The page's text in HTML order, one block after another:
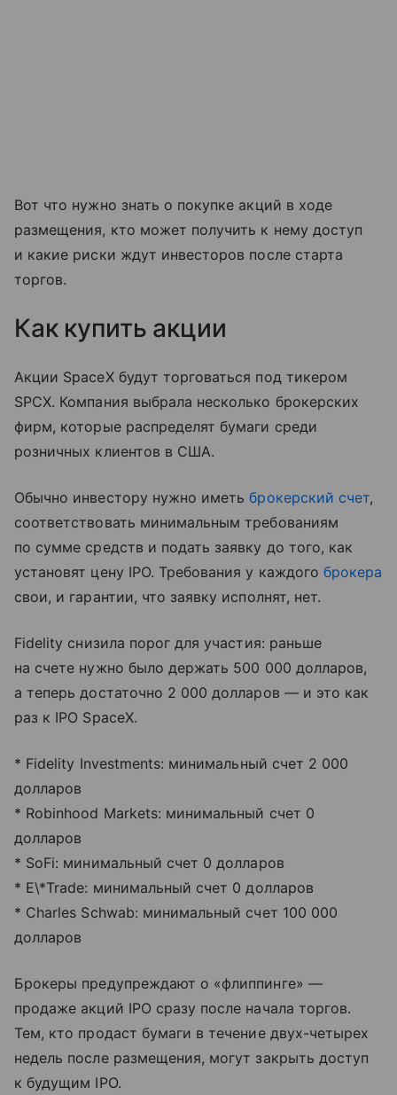
Вот что нужно знать о покупке акций в ходе
размещения, кто может получить к нему доступ
и какие риски ждут инвесторов после старта
торгов.
Как купить акции
Акции SpaceX будут торговаться под тикером
SPCX. Компания выбрала несколько брокерских
фирм, которые распределят бумаги среди
розничных клиентов в США.
Обычно инвестору нужно иметьброкерский счет,
соответствовать минимальным требованиям
по сумме средств и подать заявку до того, как
установят цену IPO. Требования у каждого брокера
свои, и гарантии, что заявку исполнят, нет.
Fidelity снизила порог для участия: раньше
на счете нужно было держать 500 000 долларов,
а теперь достаточно 2 000 долларов — и это как
раз к IPO SpaceX.
* Fidelity Investments: минимальный счет 2 000
долларов
* Robinhood Markets: минимальный счет 0
долларов
* SoFi: минимальный счет 0 долларов
* E\*Trade: минимальный счет 0 долларов
* Charles Schwab: минимальный счет 100 000
долларов
Брокеры предупреждают о «флиппинге» —
продаже акций IPO сразу после начала торгов.
Тем, кто продаст бумаги в течение двух-четырех
недель после размещения, могут закрыть доступ
к будущим IPO.